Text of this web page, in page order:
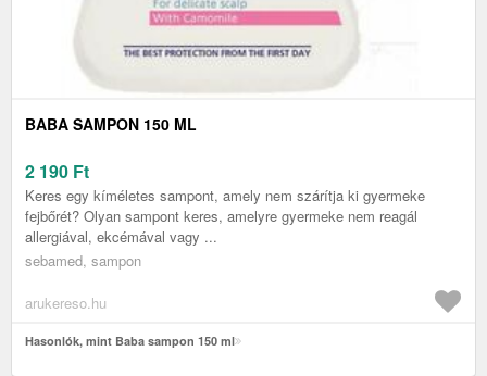
BABA SAMPON 150 ML
2 190 Ft
Keres egy kíméletes sampont, amely nem szárítja ki gyermeke
fejbőrét? Olyan sampont keres, amelyre gyermeke nem reagál
allergiával, ekcémával vagy ...
sebamed, sampon
arukereso.hu
Hasonlók, mint Baba sampon 150 ml